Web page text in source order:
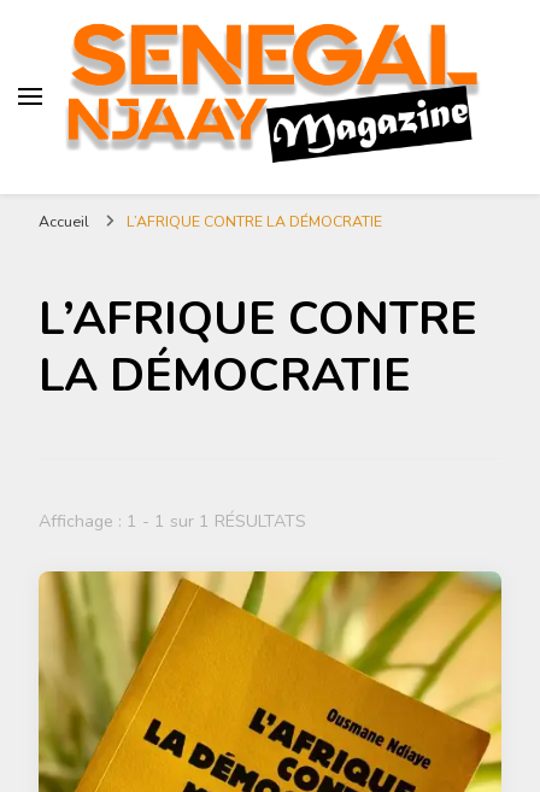
Magazine Sénégal Njaay –
Senegal-njaay.com littérature
revue littéraire africaine
Accueil L’AFRIQUE CONTRE LA DÉMOCRATIE
L’AFRIQUE CONTRE
LA DÉMOCRATIE
Affichage : 1 - 1 sur 1 RÉSULTATS